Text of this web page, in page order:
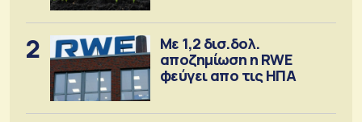
2
Με 1,2 δισ.δολ.
αποζημίωση η RWE
φεύγει απο τις ΗΠΑ